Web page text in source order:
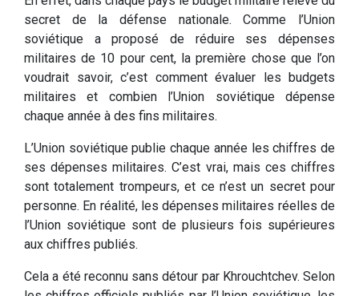
secret de la défense nationale. Comme l’Union
soviétique a proposé de réduire ses dépenses
militaires de 10 pour cent, la première chose que l’on
voudrait savoir, c’est comment évaluer les budgets
militaires et combien l’Union soviétique dépense
chaque année à des fins militaires.
L’Union soviétique publie chaque année les chiffres de
ses dépenses militaires. C’est vrai, mais ces chiffres
sont totalement trompeurs, et ce n’est un secret pour
personne. En réalité, les dépenses militaires réelles de
l’Union soviétique sont de plusieurs fois supérieures
aux chiffres publiés.
Cela a été reconnu sans détour par Khrouchtchev. Selon